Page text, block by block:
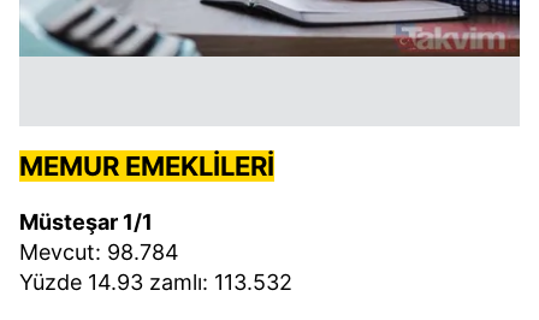
MEMUR EMEKLİLERİ
Müsteşar 1/1
Mevcut: 98.784
Yüzde 14.93 zamlı: 113.532